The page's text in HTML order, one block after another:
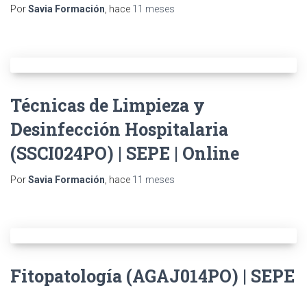
PorSavia Formación , hace 11 meses
Técnicas de Limpieza y
Desinfección Hospitalaria
(SSCI024PO) | SEPE | Online
PorSavia Formación , hace 11 meses
Fitopatología (AGAJ014PO) | SEPE